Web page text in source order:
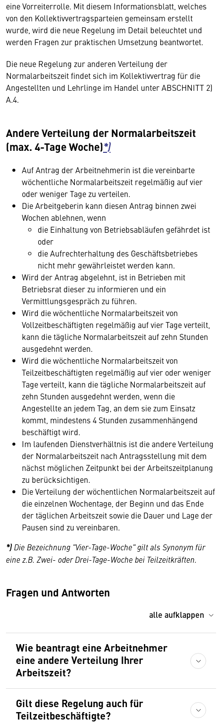
eine Vorreiterrolle. Mit diesem Informationsblatt, welches
von den Kollektivvertragsparteien gemeinsam erstellt
wurde, wird die neue Regelung im Detail beleuchtet und
werden Fragen zur praktischen Umsetzung beantwortet.
Die neue Regelung zur anderen Verteilung der
Normalarbeitszeit findet sich im Kollektivvertrag für die
Angestellten und Lehrlinge im Handel unter ABSCHNITT 2)
A.4.
Andere Verteilung der Normalarbeitszeit
(max. 4-Tage Woche)*)
Auf Antrag der Arbeitnehmerin ist die vereinbarte
wöchentliche Normalarbeitszeit regelmäßig auf vier
oder weniger Tage zu verteilen.
Die Arbeitgeberin kann diesen Antrag binnen zwei
Wochen ablehnen, wenn
die Einhaltung von Betriebsabläufen gefährdet ist
oder
die Aufrechterhaltung des Geschäftsbetriebes
nicht mehr gewährleistet werden kann.
Wird der Antrag abgelehnt, ist in Betrieben mit
Betriebsrat dieser zu informieren und ein
Vermittlungsgespräch zu führen.
Wird die wöchentliche Normalarbeitszeit von
Vollzeitbeschäftigten regelmäßig auf vier Tage verteilt,
kann die tägliche Normalarbeitszeit auf zehn Stunden
ausgedehnt werden.
Wird die wöchentliche Normalarbeitszeit von
Teilzeitbeschäftigten regelmäßig auf vier oder weniger
Tage verteilt, kann die tägliche Normalarbeitszeit auf
zehn Stunden ausgedehnt werden, wenn die
Angestellte an jedem Tag, an dem sie zum Einsatz
kommt, mindestens 4 Stunden zusammenhängend
beschäftigt wird.
Im laufenden Dienstverhältnis ist die andere Verteilung
der Normalarbeitszeit nach Antragsstellung mit dem
nächst möglichen Zeitpunkt bei der Arbeitszeitplanung
zu berücksichtigen.
Die Verteilung der wöchentlichen Normalarbeitszeit auf
die einzelnen Wochentage, der Beginn und das Ende
der täglichen Arbeitszeit sowie die Dauer und Lage der
Pausen sind zu vereinbaren.
*) Die Bezeichnung "Vier-Tage-Woche" gilt als Synonym für
eine z.B. Zwei- oder Drei-Tage-Woche bei Teilzeitkräften.
Fragen und Antworten
alle aufklappen
Wie beantragt eine Arbeitnehmer
eine andere Verteilung Ihrer
Arbeitszeit?
Gilt diese Regelung auch für
Teilzeitbeschäftigte?